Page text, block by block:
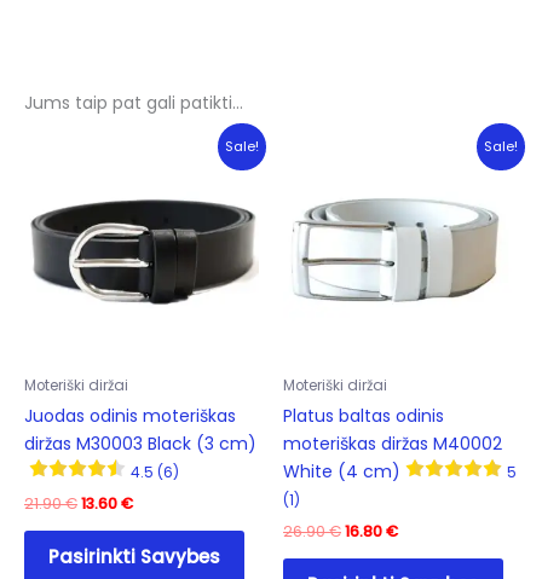
Jums taip pat gali patikti…
Sale!
Moteriški diržai
Juodas odinis moteriškas
diržas M30003 Black (3 cm)
4.5 (6)
21.90€Original
21.90 €.
13.60€Current
13.60 €.
Pasirinkti Savybes
This
product
Sale!
Moteriški diržai
Platus baltas odinis
moteriškas diržas M40002
White (4 cm)
5
(1)
26.90€Original
16.80€Current
This